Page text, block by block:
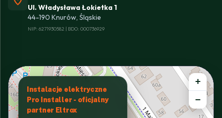
Ul. Władysława Łokietka 1
44-190 Knurów, Śląskie
NIP: 6271930582 | BDO: 000736929
Instalacje elektryczne
Pro Installer - oficjalny
partner Eltrox
+
−